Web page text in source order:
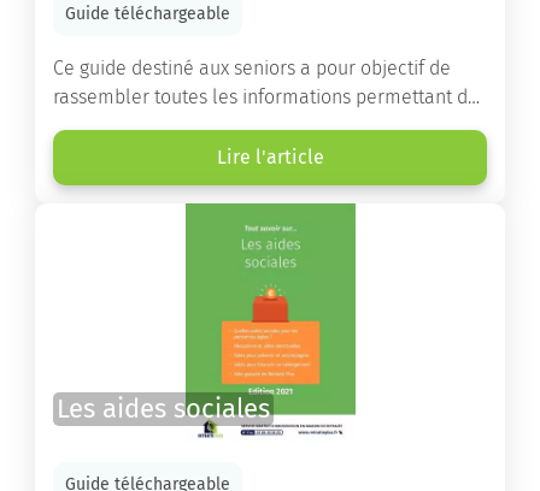
Guide téléchargeable
Ce guide destiné aux seniors a pour objectif de
rassembler toutes les informations permettant de
choisir la résidence services seniors adaptée.
Lire l'article
Les aides sociales
Guide téléchargeable